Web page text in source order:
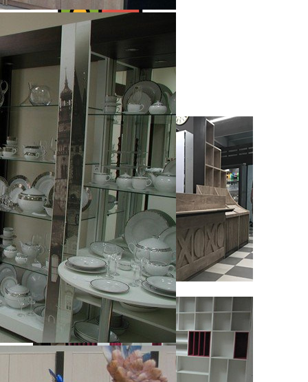
Решения для бизнеса
Посмотреть предложения
Стеллажи серии «Таксония»